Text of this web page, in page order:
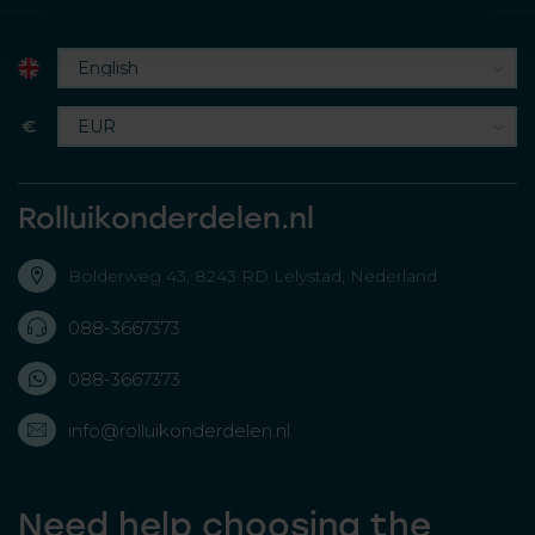
€
Rolluikonderdelen.nl
Bolderweg 43, 8243 RD Lelystad, Nederland
088-3667373
088-3667373
info@rolluikonderdelen.nl
Need help choosing the